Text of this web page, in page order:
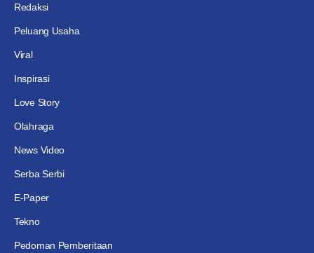
Redaksi
Peluang Usaha
Viral
Inspirasi
Love Story
Olahraga
News Video
Serba Serbi
E-Paper
Tekno
Pedoman Pemberitaan